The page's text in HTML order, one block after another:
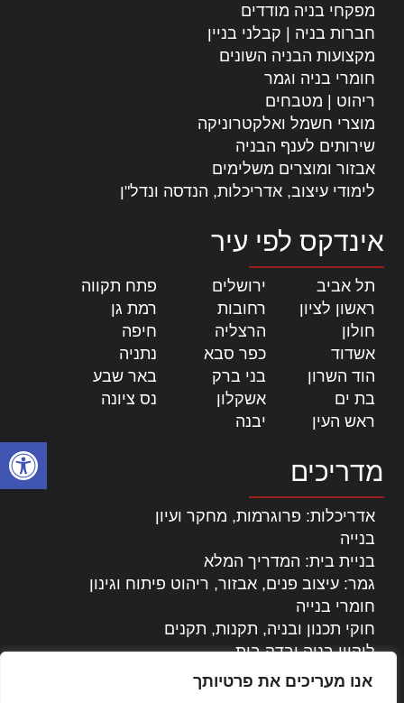
פתח
אנו מעריכים את פרטיותך
מפקחי בניה מודדים
חברות בניה | קבלני בניין
מקצועות הבניה השונים
חומרי בניה וגמר
ריהוט | מטבחים
מוצרי חשמל ואלקטרוניקה
שירותים לענף הבניה
אבזור ומוצרים משלימים
לימודי עיצוב, אדריכלות, הנדסה ונדל"ן
אינדקס לפי עיר
תל אביב ירושלים פתח תקווה
ראשון לציון
רחובות רמת גן
חולון
הרצליה חיפה
אשדוד
כפר סבא נתניה
הוד השרון
בני ברק באר שבע
בת ים
אשקלון נס ציונה
ראש העין
יבנה
מדריכים
אדריכלות: פרוגרמות, מחקר ועיון
בנייה
בניית בית: המדריך המלא
גמר: עיצוב פנים, אבזור, ריהוט פיתוח וגינון
חומרי בנייה
חוקי תכנון ובניה, תקנות, תקנים
ליקויי בניה ובדק בית
נדל"ן: זכויות, אגרות ועסקאות